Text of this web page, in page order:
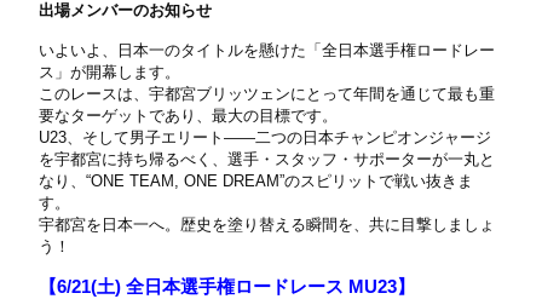
出場メンバーのお知らせ
いよいよ、日本一のタイトルを懸けた「全日本選手権ロードレー
ス」が開幕します。
このレースは、宇都宮ブリッツェンにとって年間を通じて最も重
要なターゲットであり、最大の目標です。
U23、そして男子エリート――二つの日本チャンピオンジャージ
を宇都宮に持ち帰るべく、選手・スタッフ・サポーターが一丸と
なり、“ONE TEAM, ONE DREAM”のスピリットで戦い抜きま
す。
宇都宮を日本一へ。歴史を塗り替える瞬間を、共に目撃しましょ
う！
【6/21(土) 全⽇本選⼿権ロードレース MU23】